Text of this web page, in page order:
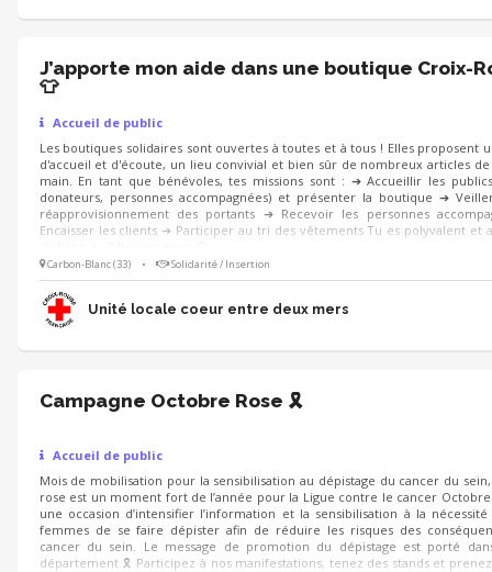
J’apporte mon aide dans une boutique Croix-
👕
Accueil de public
Les boutiques solidaires sont ouvertes à toutes et à tous ! Elles proposent
d'accueil et d'écoute, un lieu convivial et bien sûr de nombreux articles de
main. En tant que bénévoles, tes missions sont : ➔ Accueillir les
donateurs, personnes accompagnées) et présenter la boutique ➔
réapprovisionnement des portants ➔ Recevoir les personnes
Encaisser les clients ➔ Participer au tri des vêtements Tu es polyvalent et
Carbon-Blanc (33) • Solidarité / Insertion
Unité locale coeur entre deux mers
Campagne Octobre Rose 🎗️
Accueil de public
Mois de mobilisation pour la sensibilisation au dépistage du cancer du
rose est un moment fort de l’année pour la Ligue contre le cancer Octobre
une occasion d’intensifier l’information et la sensibilisation à la
femmes de se faire dépister afin de réduire les risques des
cancer du sein. Le message de promotion du dépistage est porté
département.🎗️ Participez à nos manifestations, tenez des stands et